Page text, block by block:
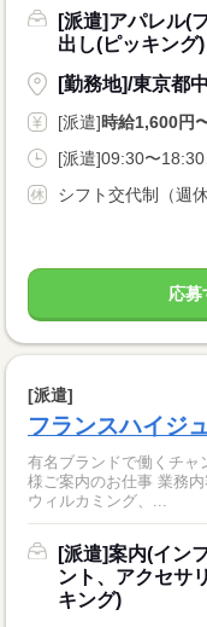
[派遣]アパレル(
出し(ピッキング)
[勤務地]/東京都
[派遣]時給1,600円
[派遣]09:30〜
シフト交代制（週休
応募
[派遣]
フランスハイジ
有名ブランドで働くチャ
様ご案内のお仕事 業務
ウィルカミング、...
[派遣]案内(イン
ント、アクセサ
キング)